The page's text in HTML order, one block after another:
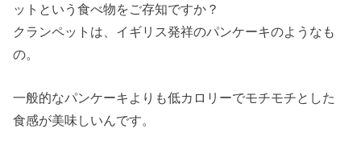
ットという食べ物をご存知ですか？
クランペットは、イギリス発祥のパンケーキのようなも
の。
一般的なパンケーキよりも低カロリーでモチモチとした
食感が美味しいんです。